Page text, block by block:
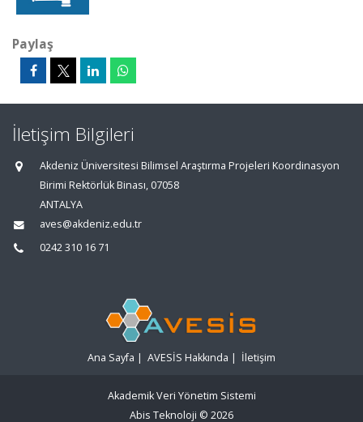
Paylaş
İletişim Bilgileri
Akdeniz Üniversitesi Bilimsel Araştırma Projeleri Koordinasyon
Birimi Rektörlük Binası, 07058
ANTALYA
aves@akdeniz.edu.tr
0242 310 16 71
Ana Sayfa | AVESİS Hakkında | İletişim
Akademik Veri Yönetim Sistemi
Abis Teknoloji © 2026